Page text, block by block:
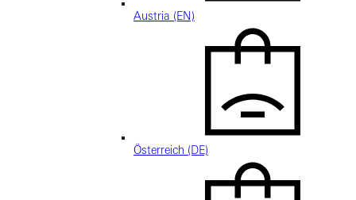
Austria (EN)
Österreich (DE)